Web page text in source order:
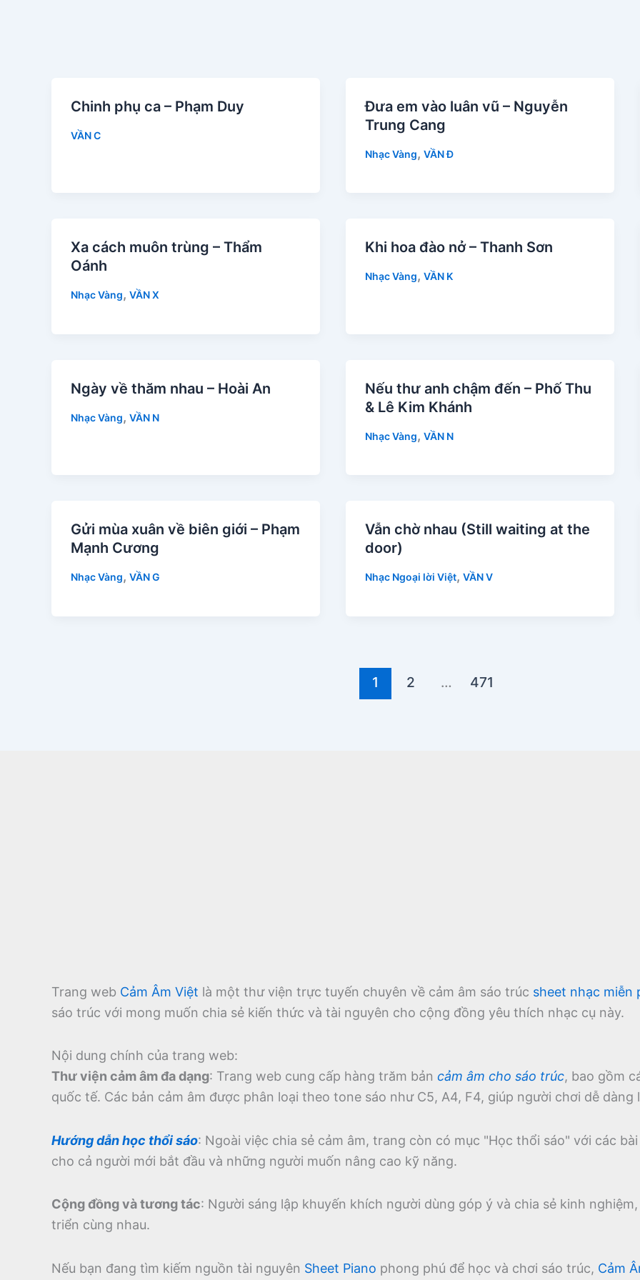
Chinh phụ ca – Phạm Duy
VẦN C
Đưa em vào luân vũ – Nguyễn
Trung Cang
Nhạc Vàng, VẦN Đ
Xa cách muôn trùng – Thẩm
Oánh
Nhạc Vàng, VẦN X
Khi hoa đào nở – Thanh Sơn
Nhạc Vàng, VẦN K
Ngày về thăm nhau – Hoài An
Nhạc Vàng, VẦN N
Nếu thư anh chậm đến – Phố Thu
& Lê Kim Khánh
Nhạc Vàng, VẦN N
Gửi mùa xuân về biên giới – Phạm
Mạnh Cương
Nhạc Vàng, VẦN G
Vẫn chờ nhau (Still waiting at the
door)
Nhạc Ngoại lời Việt, VẦN V
1 2 … 471
Trang web Cảm Âm Việt là một thư viện trực tuyến chuyên về cảm âm sáo trúc sheet nhạc miễn
sáo trúc với mong muốn chia sẻ kiến thức và tài nguyên cho cộng đồng yêu thích nhạc cụ này.
Nội dung chính của trang web:
Thư viện cảm âm đa dạng: Trang web cung cấp hàng trăm bản cảm âm cho sáo trúc, bao gồm
quốc tế. Các bản cảm âm được phân loại theo tone sáo như C5, A4, F4, giúp người chơi dễ
Hướng dẫn học thổi sáo: Ngoài việc chia sẻ cảm âm, trang còn có mục "Học thổi sáo" với các
cho cả người mới bắt đầu và những người muốn nâng cao kỹ năng.
Cộng đồng và tương tác: Người sáng lập khuyến khích người dùng góp ý và chia sẻ kinh
triển cùng nhau.
Nếu bạn đang tìm kiếm nguồn tài nguyên Sheet Piano phong phú để học và chơi sáo trúc, Cảm